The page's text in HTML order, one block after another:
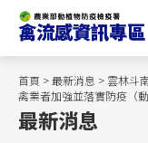
主
首頁 >最新消息 > 雲林斗
禽業者加強並落實防疫（
最新消息